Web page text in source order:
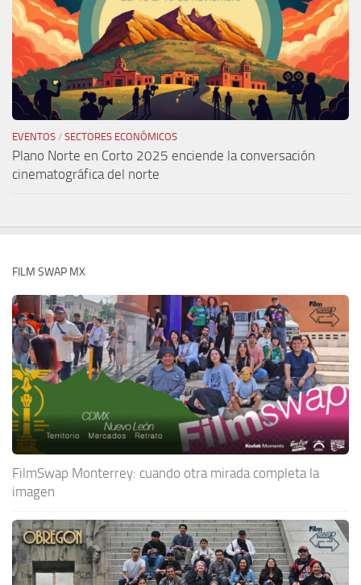
EVENTOS / SECTORES ECONÓMICOS
Plano Norte en Corto 2025 enciende la conversación
cinematográfica del norte
FILM SWAP MX
FilmSwap Monterrey: cuando otra mirada completa la
imagen